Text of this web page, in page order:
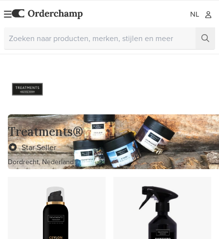
NL
Treatments®
Star Seller
Dordrecht, Nederland